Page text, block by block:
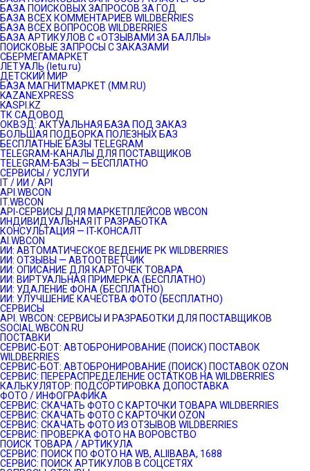
БАЗА ПОИСКОВЫХ ЗАПРОСОВ ЗА ГОД
БАЗА ВСЕХ КОММЕНТАРИЕВ WILDBERRIES
БАЗА ВСЕХ ВОПРОСОВ WILDBERRIES
БАЗА АРТИКУЛОВ С «ОТЗЫВАМИ ЗА БАЛЛЫ»
ПОИСКОВЫЕ ЗАПРОСЫ С ЗАКАЗАМИ
СБЕРМЕГАМАРКЕТ
ЛЕТУАЛЬ (letu.ru)
ДЕТСКИЙ МИР
БАЗА МАГНИТМАРКЕТ (MM.RU)
KAZANEXPRESS
KASPI.KZ
ТК САДОВОД
ОКВЭД: АКТУАЛЬНАЯ БАЗА ПОД ЗАКАЗ
БОЛЬШАЯ ПОДБОРКА ПОЛЕЗНЫХ БАЗ
БЕСПЛАТНЫЕ БАЗЫ TELEGRAM
TELEGRAM-КАНАЛЫ ДЛЯ ПОСТАВЩИКОВ
TELEGRAM-БАЗЫ — БЕСПЛАТНО
СЕРВИСЫ / УСЛУГИ
IT / ИИ / API
API.WBCON
IT.WBCON
API-СЕРВИСЫ ДЛЯ МАРКЕТПЛЕЙСОВ WBCON
ИНДИВИДУАЛЬНАЯ IT РАЗРАБОТКА
КОНСУЛЬТАЦИЯ — IT-КОНСАЛТ
AI.WBCON
ИИ: АВТОМАТИЧЕСКОЕ ВЕДЕНИЕ РК WILDBERRIES
ИИ: ОТЗЫВЫ — АВТООТВЕТЧИК
ИИ: ОПИСАНИЕ ДЛЯ КАРТОЧЕК ТОВАРА
ИИ: ВИРТУАЛЬНАЯ ПРИМЕРКА (БЕСПЛАТНО)
ИИ: УДАЛЕНИЕ ФОНА (БЕСПЛАТНО)
ИИ: УЛУЧШЕНИЕ КАЧЕСТВА ФОТО (БЕСПЛАТНО)
СЕРВИСЫ
API. WBCON: СЕРВИСЫ И РАЗРАБОТКИ ДЛЯ ПОСТАВЩИКОВ
SOCIAL.WBCON.RU
ПОСТАВКИ
CЕРВИС-БОТ: АВТОБРОНИРОВАНИЕ (ПОИСК) ПОСТАВОК
WILDBERRIES
СЕРВИС-БОТ: АВТОБРОНИРОВАНИЕ (ПОИСК) ПОСТАВОК OZON
СЕРВИС: ПЕРЕРАСПРЕДЕЛЕНИЕ ОСТАТКОВ НА WILDBERRIES
КАЛЬКУЛЯТОР: ПОДСОРТИРОВКА ДОПОСТАВКА
ФОТО / ИНФОГРАФИКА
СЕРВИС: СКАЧАТЬ ФОТО С КАРТОЧКИ ТОВАРА WILDBERRIES
СЕРВИС: СКАЧАТЬ ФОТО С КАРТОЧКИ OZON
СЕРВИС: СКАЧАТЬ ФОТО ИЗ ОТЗЫВОВ WILDBERRIES
СЕРВИС: ПРОВЕРКА ФОТО НА ВОРОВСТВО
ПОИСК ТОВАРА / АРТИКУЛА
СЕРВИС: ПОИСК ПО ФОТО НА WB, ALIIBABA, 1688
СЕРВИС: ПОИСК АРТИКУЛОВ В СОЦСЕТЯХ